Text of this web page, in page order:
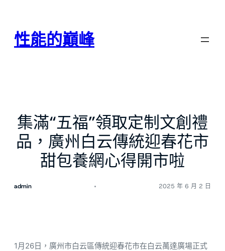
性能的巔峰
集滿“五福”領取定制文創禮
品，廣州白云傳統迎春花市
甜包養網心得開市啦
admin 2025 年 6 月 2 日
1月26日，廣州市白云區傳統迎春花市在白云萬達廣場正式